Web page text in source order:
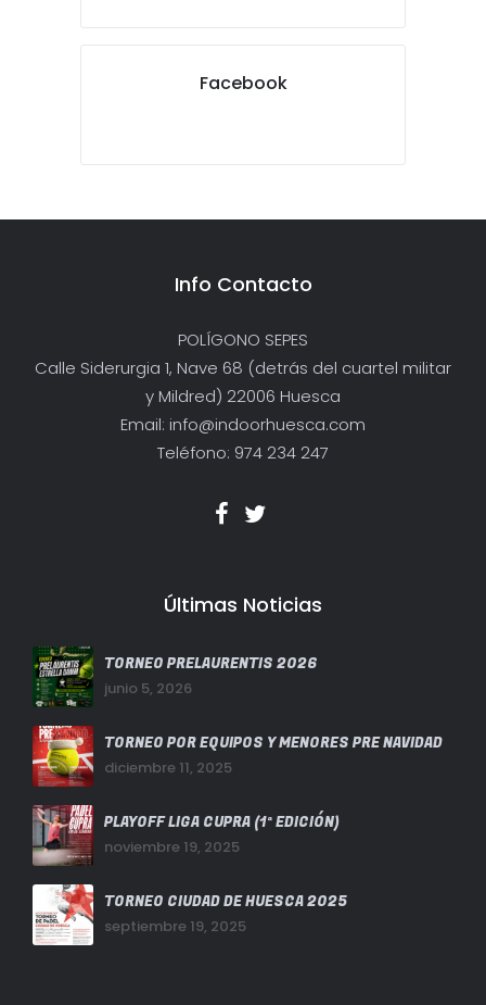
Facebook
Info Contacto
POLÍGONO SEPES
Calle Siderurgia 1, Nave 68 (detrás del cuartel militar
y Mildred) 22006 Huesca
Email: info@indoorhuesca.com
Teléfono: 974 234 247
Últimas Noticias
TORNEO PRELAURENTIS 2026
junio 5, 2026
TORNEO POR EQUIPOS Y MENORES PRE NAVIDAD
diciembre 11, 2025
PLAYOFF LIGA CUPRA (1ª EDICIÓN)
noviembre 19, 2025
TORNEO CIUDAD DE HUESCA 2025
septiembre 19, 2025